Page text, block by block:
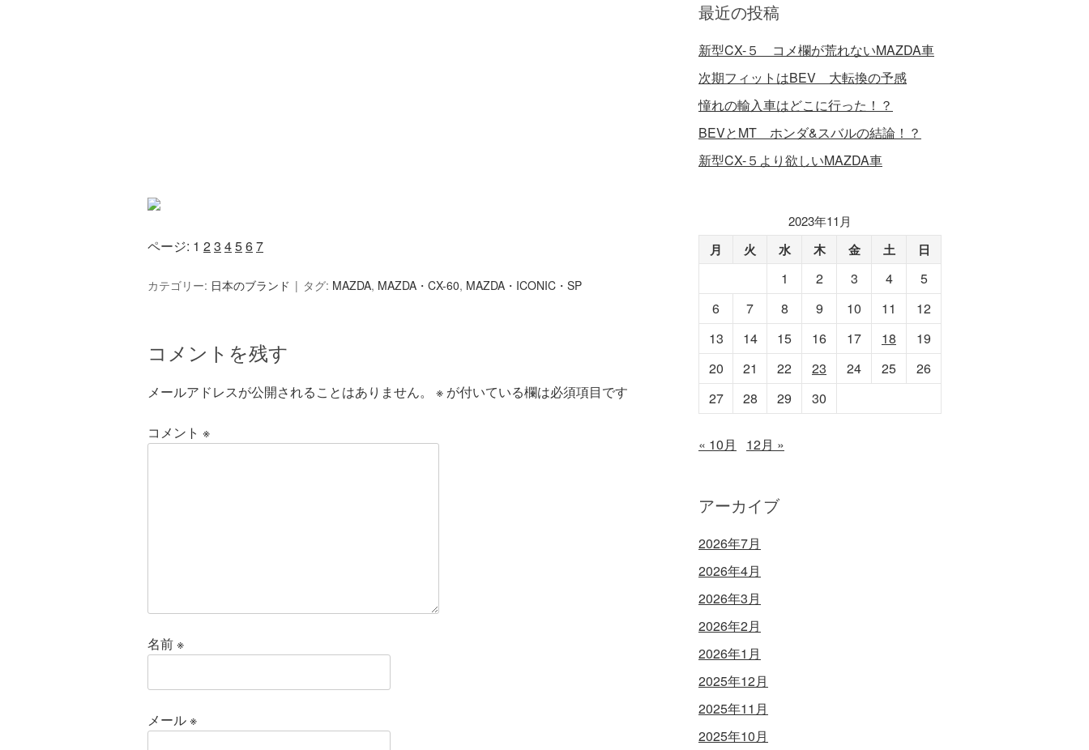
ページ: 1 23 4567
カテゴリー: 日本のブランド タグ: MAZDA, MAZDA・CX-60, MAZDA・ICONIC・SP
コメントを残す
メールアドレスが公開されることはありません。 ※ が付いている欄は必須項目です
コメント ※
名前※
メール※
最近の投稿
新型CX-５ コメ欄が荒れないMAZDA車
次期フィットはBEV 大転換の予感
憧れの輸入車はどこに行った！？
BEVとMT ホンダ&スバルの結論！？
新型CX-５より欲しいMAZDA車
2023年11月
月 火 水 木 金 土 日
1 2 3 4
5
6
7 8 9 10 11
12
13
14 15 16 17 18
19
20
21 22 23 24 25
26
27
28 29 30
« 10月 12月 »
アーカイブ
2026年7月
2026年4月
2026年3月
2026年2月
2026年1月
2025年12月
2025年11月
2025年10月